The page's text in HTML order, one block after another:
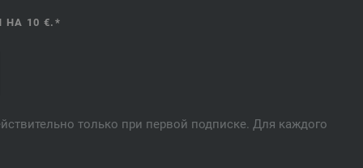
10 €.*
только при первой подписке. Для каждого